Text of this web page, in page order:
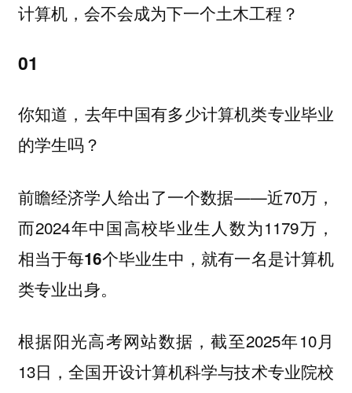
计算机，会不会成为下一个土木工程？
01
你知道，去年中国有多少计算机类专业毕业
的学生吗？
前瞻经济学人给出了一个数据——近70万，
而2024年中国高校毕业生人数为1179万，
相当于每16个毕业生中，就有一名是计算机
类专业出身。
根据阳光高考网站数据，截至2025年10月
13日，全国开设计算机科学与技术专业院校